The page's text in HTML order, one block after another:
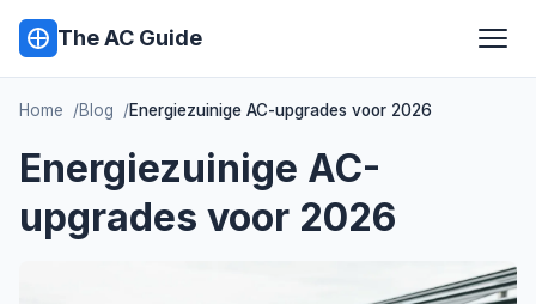
The AC Guide
Home Blog Energiezuinige AC-upgrades voor 2026
Energiezuinige AC-
upgrades voor 2026